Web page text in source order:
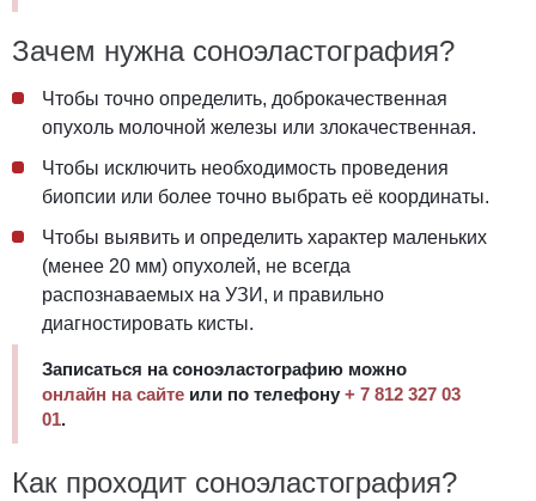
Зачем нужна соноэластография?
Чтобы точно определить, доброкачественная
опухоль молочной железы или злокачественная.
Чтобы исключить необходимость проведения
биопсии или более точно выбрать её координаты.
Чтобы выявить и определить характер маленьких
(менее 20 мм) опухолей, не всегда
распознаваемых на УЗИ, и правильно
диагностировать кисты.
Записаться на соноэластографию можно
онлайн на сайте или по телефону + 7 812 327 03
01.
Как проходит соноэластография?